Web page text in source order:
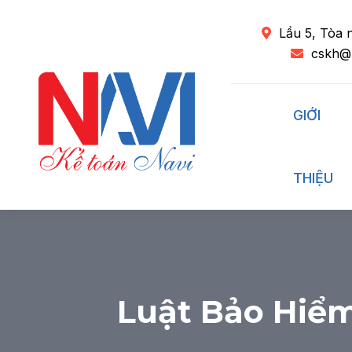
Lầu 5, Tòa
GIỚI
THIỆU
Luật Bảo